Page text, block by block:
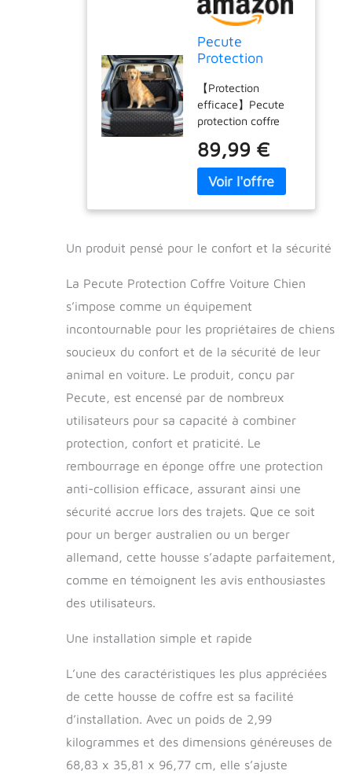
Pecute
Protection
Chien,
Protection Anti-
Collision en
éponge,
Imperméable
Housse de
Coffre pour
Chien, Housse
pour SUV-L
【Protection
efficace】Pecute
protection coffre
protège non
seulement les côtés
du coffre de la
mais protège
coffre de l'humidité,
des rayures, des
de la saleté, et peut
également être
utilisé lors du
chargement ou de
la montée dans la
voiture Protégez le
【Protection anti-
collision】 Pecute
housse voiture chien
rembourrage en
éponge sur les
côtés et à l'arrière.
Lorsque vous êtes
sur la route, que
ou que vous freiniez
brusquement, vous
que votre chien ne
heurtera pas la paroi
intérieure. de la
coffre. 【Méthode
d'installation
89,99 €
Un produit pensé pour le confort et la sécurité
La Pecute Protection Coffre Voiture Chien
s’impose comme un équipement
incontournable pour les propriétaires de chiens
soucieux du confort et de la sécurité de leur
animal en voiture. Le produit, conçu par
Pecute, est encensé par de nombreux
utilisateurs pour sa capacité à combiner
protection, confort et praticité. Le
rembourrage en éponge offre une protection
anti-collision efficace, assurant ainsi une
sécurité accrue lors des trajets. Que ce soit
pour un berger australien ou un berger
allemand, cette housse s’adapte parfaitement,
comme en témoignent les avis enthousiastes
des utilisateurs.
Une installation simple et rapide
L’une des caractéristiques les plus appréciées
de cette housse de coffre est sa facilité
d’installation. Avec un poids de 2,99
kilogrammes et des dimensions généreuses de
68,83 x 35,81 x 96,77 cm, elle s’ajuste